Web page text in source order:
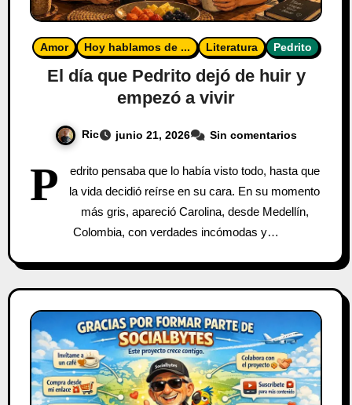
Amor Hoy hablamos de ... Literatura Pedrito
El día que Pedrito dejó de huir y
empezó a vivir
Ric junio 21, 2026 Sin comentarios
P
edrito pensaba que lo había visto todo, hasta que
la vida decidió reírse en su cara. En su momento
más gris, apareció Carolina, desde Medellín,
Colombia, con verdades incómodas y…